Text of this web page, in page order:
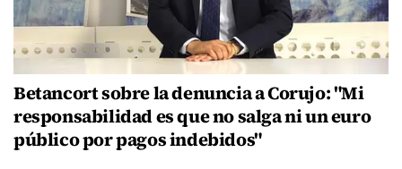
Betancort sobre la denuncia a Corujo: "Mi
responsabilidad es que no salga ni un euro
público por pagos indebidos"